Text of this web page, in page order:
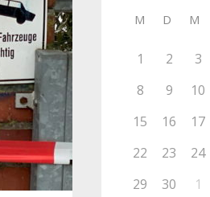
M D M
1 2 3
8
9 10
15
16 17
22
23 24
29
30 1